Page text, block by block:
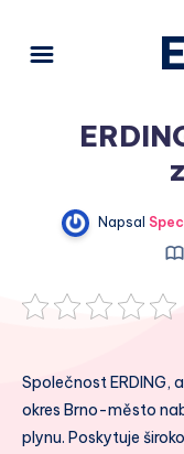
Napsal
Společnost ERDING,
okres Brno-město
plynu. Poskytuje